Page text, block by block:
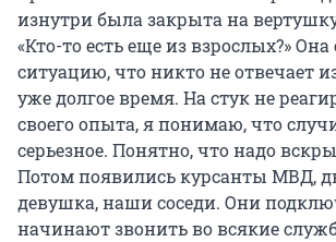
изнутри была закрыта на
«Кто-то есть еще из взрослых?»
ситуацию, что никто не отвечает
уже долгое время. На стук не
своего опыта, я понимаю, что
серьезное. Понятно, что надо
Потом появились курсанты МВД,
девушка, наши соседи. Они
начинают звонить во всякие